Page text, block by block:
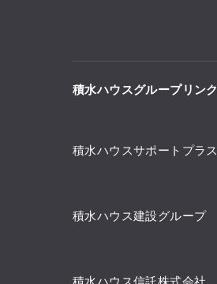
積水ハウスグループリンク
積水ハウスサポートプラス
積水ハウス建設グループ